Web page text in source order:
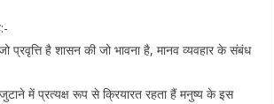
प्रवृत्ति है शासन की जो भावना है, मानव व्यवहार के संबंध
में प्रत्यक्ष रूप से क्रियारत रहता हैं मनुष्य के इस